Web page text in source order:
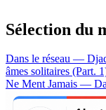
Sélection du
Dans le réseau —
âmes solitaires
Ne Ment Jamais —